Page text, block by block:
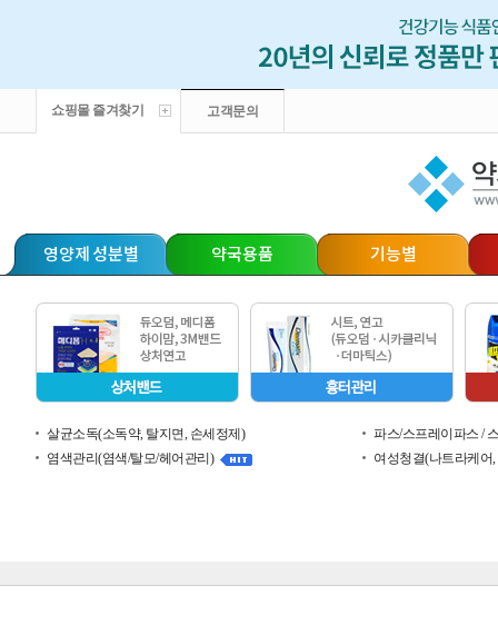
쇼핑몰 즐겨찾기 고객문의
영양제 성분별 약국용품 기능별
살균소독(소독약, 탈지면, 손세정제)
파스/스프레이파스 /
염색관리(염색/탈모/헤어관리)
여성청결(나트라케어,